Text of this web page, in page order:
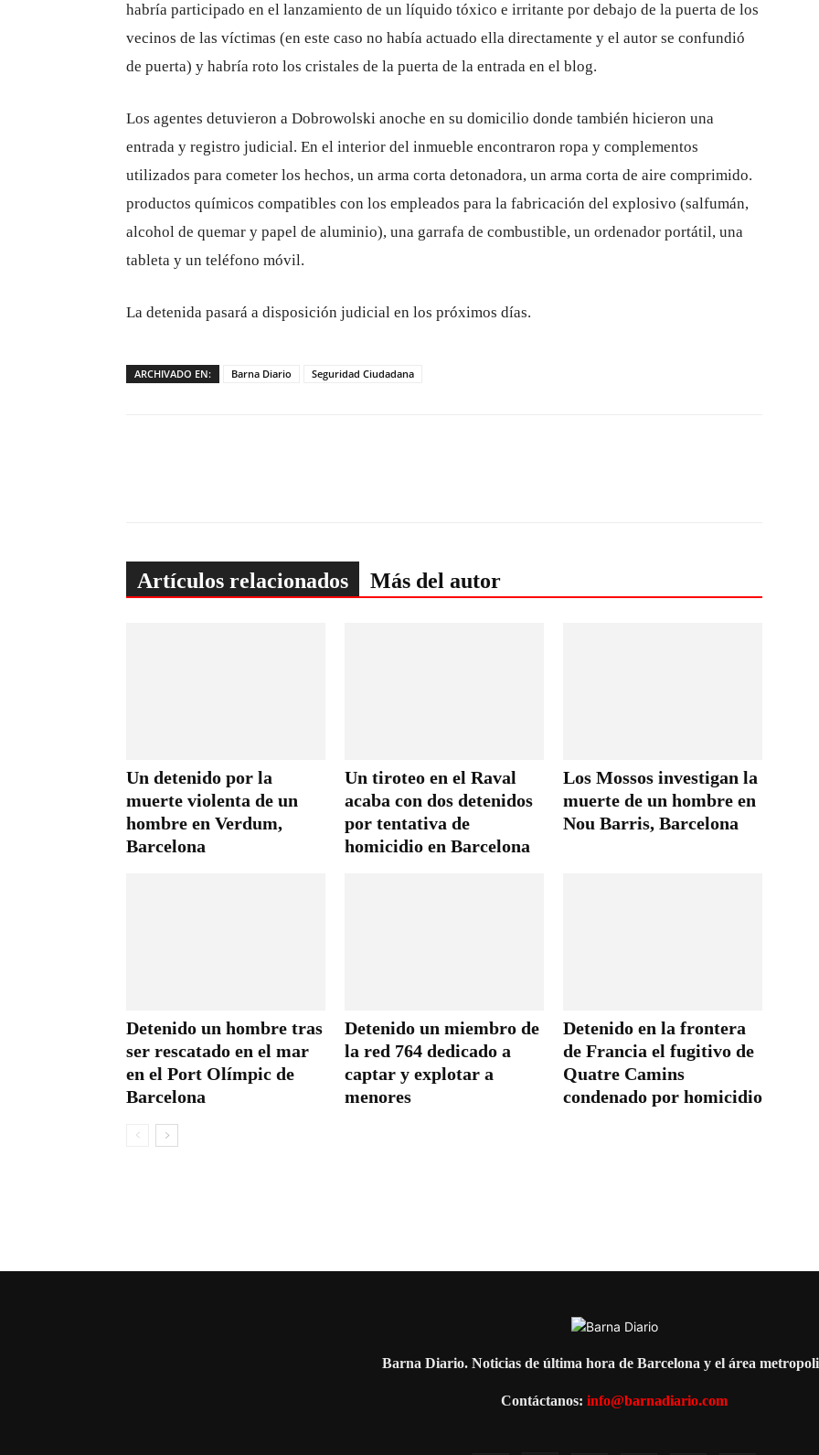
habría participado en el lanzamiento de un líquido tóxico e irritante por debajo de la puerta de los
vecinos de las víctimas (en este caso no había actuado ella directamente y el autor se confundió
de puerta) y habría roto los cristales de la puerta de la entrada en el blog.
Los agentes detuvieron a Dobrowolski anoche en su domicilio donde también hicieron una
entrada y registro judicial. En el interior del inmueble encontraron ropa y complementos
utilizados para cometer los hechos, un arma corta detonadora, un arma corta de aire comprimido.
productos químicos compatibles con los empleados para la fabricación del explosivo (salfumán,
alcohol de quemar y papel de aluminio), una garrafa de combustible, un ordenador portátil, una
tableta y un teléfono móvil.
La detenida pasará a disposición judicial en los próximos días.
ARCHIVADO EN: Barna Diario Seguridad Ciudadana
Artículos relacionados Más del autor
Un detenido por la
muerte violenta de un
hombre en Verdum,
Barcelona
Un tiroteo en el Raval
acaba con dos detenidos
por tentativa de
homicidio en Barcelona
Los Mossos investigan la
muerte de un hombre en
Nou Barris, Barcelona
Detenido un hombre tras
ser rescatado en el mar
en el Port Olímpic de
Barcelona
Detenido un miembro de
la red 764 dedicado a
captar y explotar a
menores
Detenido en la frontera
de Francia el fugitivo de
Quatre Camins
condenado por homicidio
Barna Diario. Noticias de última hora de Barcelona y el área
Contáctanos: info@barnadiario.com